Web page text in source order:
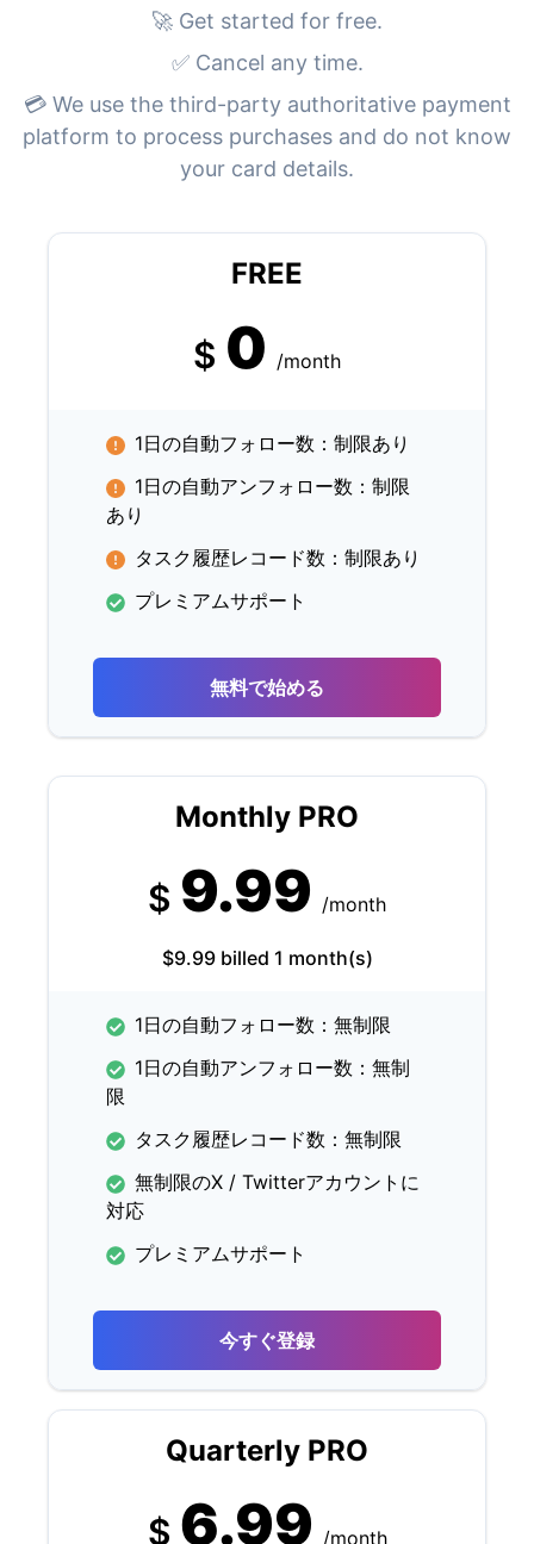
🚀 Get started for free.
✅ Cancel any time.
💳 We use the third-party authoritative payment
platform to process purchases and do not know
your card details.
FREE
$ 0 /month
1日の自動フォロー数：制限あり
1日の自動アンフォロー数：制限
あり
タスク履歴レコード数：制限あり
プレミアムサポート
無料で始める
Monthly PRO
$ 9.99 /month
$9.99 billed 1 month(s)
1日の自動フォロー数：無制限
1日の自動アンフォロー数：無制
限
タスク履歴レコード数：無制限
無制限のX / Twitterアカウントに
対応
プレミアムサポート
今すぐ登録
Quarterly PRO
$ 6.99 /month